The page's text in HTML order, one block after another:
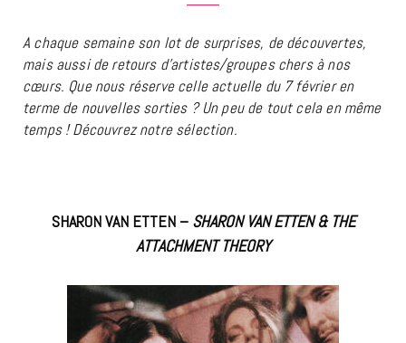
A chaque semaine son lot de surprises, de découvertes,
mais aussi de retours d’artistes/groupes chers à nos
cœurs. Que nous réserve celle actuelle du 7 février en
terme de nouvelles sorties ? Un peu de tout cela en même
temps ! Découvrez notre sélection.
SHARON VAN ETTEN – SHARON VAN ETTEN & THE
ATTACHMENT THEORY